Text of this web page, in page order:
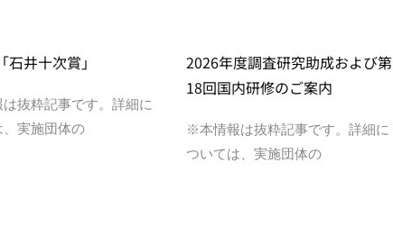
石井十次賞」
抜粋記事です。詳細に
、実施団体の
2026年度調査研究助成および第
18回国内研修のご案内
※本情報は抜粋記事です。詳細に
ついては、実施団体の